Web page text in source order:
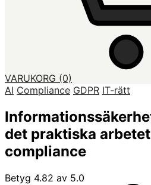
VARUKORG (0)
AI Compliance GDPR IT-rätt
det praktiska
compliance
Betyg 4.82 av 5.0